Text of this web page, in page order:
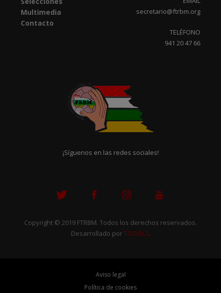
Multimedia
Contacto
secretario@ftrbm.org
TELÉFONO
941 20 47 66
¡Síguenos en las redes sociales!
Copyright © 2019 FTRBM. Todos los derechos reservados.
Desarrollado porTOOOLS.
Aviso legal
Política de cookies